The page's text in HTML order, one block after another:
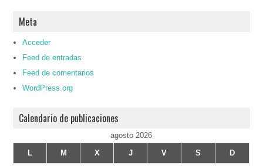
Meta
Acceder
Feed de entradas
Feed de comentarios
WordPress.org
Calendario de publicaciones
agosto 2026
L
M X J V S D